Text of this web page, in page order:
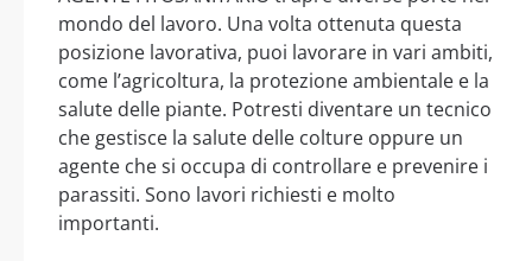
mondo del lavoro. Una volta ottenuta questa
posizione lavorativa, puoi lavorare in vari ambiti,
come l’agricoltura, la protezione ambientale e la
salute delle piante. Potresti diventare un tecnico
che gestisce la salute delle colture oppure un
agente che si occupa di controllare e prevenire i
parassiti. Sono lavori richiesti e molto
importanti.